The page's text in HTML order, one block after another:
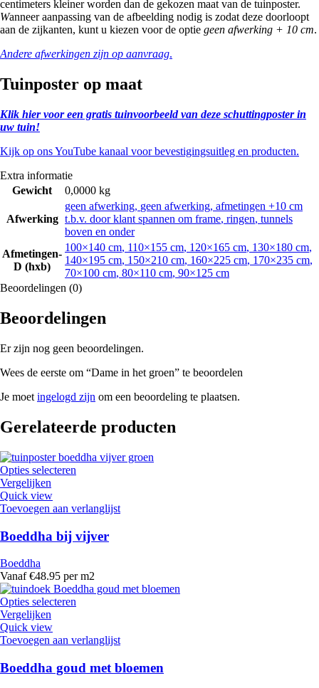
centimeters kleiner worden dan de gekozen maat van de tuinposter.
Wanneer aanpassing van de afbeelding nodig is zodat deze doorloopt
aan de zijkanten, kunt u kiezen voor de optie geen afwerking + 10 cm.
Andere afwerkingen zijn op aanvraag.
Tuinposter op maat
Klik hier voor een gratis tuinvoorbeeld van deze schuttingposter in
uw tuin!
Kijk op ons YouTube kanaal voor bevestigingsuitleg en producten.
Extra informatie
Gewicht
0,0000 kg
Afwerking
geen afwerking, geen afwerking, afmetingen +10 cm
t.b.v. door klant spannen om frame, ringen, tunnels
boven en onder
Afmetingen-
D (hxb)
100×140 cm, 110×155 cm, 120×165 cm, 130×180 cm,
140×195 cm, 150×210 cm, 160×225 cm, 170×235 cm,
70×100 cm, 80×110 cm, 90×125 cm
Beoordelingen (0)
Beoordelingen
Er zijn nog geen beoordelingen.
Wees de eerste om “Dame in het groen” te beoordelen
Je moet ingelogd zijn om een beoordeling te plaatsen.
Gerelateerde producten
Opties selecteren
Vergelijken
Quick view
Toevoegen aan verlanglijst
Boeddha bij vijver
Boeddha
Vanaf €48.95 per m2
Opties selecteren
Vergelijken
Quick view
Toevoegen aan verlanglijst
Boeddha goud met bloemen